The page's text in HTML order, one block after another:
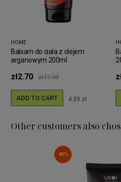
HOME
Balsam do ciała z olejem
arganowym 200ml
zł2.70 zł17.99
ADD TO CART 4.39 zł
Other customers also
-85%